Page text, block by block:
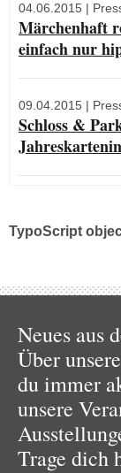
04.06.2015 |
Märchenhaft
einfach nur
09.04.2015 |
Schloss &
TypoScript
Neues aus
Über
du immer
unsere
Trage dich